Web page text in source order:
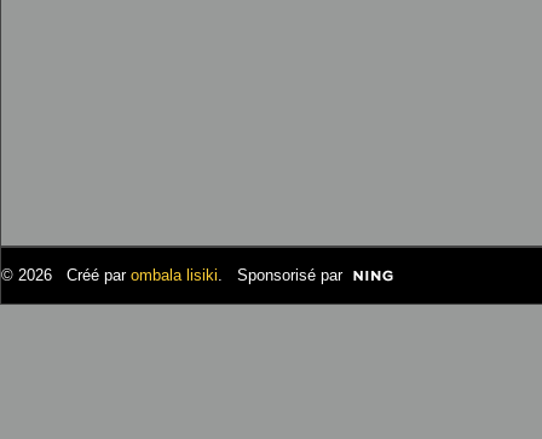
© 2026 Créé par ombala lisiki. Sponsorisé par